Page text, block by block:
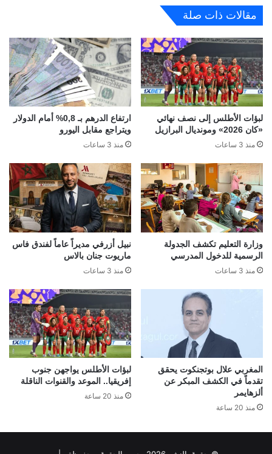
مقالات ذات صلة
لبؤات الأطلس إلى نصف نهائي
«كان 2026» ومونديال البرازيل
منذ 3 ساعات
ارتفاع الدرهم بـ 0,8% أمام الدولار
ويتراجع مقابل اليورو
منذ 3 ساعات
وزارة التعليم تكشف الجدولة
الرسمية للدخول المدرسي
منذ 3 ساعات
نبيل أزرفي مديراً عاماً لفندق فاس
ماريوت جنان بالاس
منذ 3 ساعات
المغربي علال بوتجنكوت يحقق
تقدماً في الكشف المبكر عن
ألزهايمر
منذ 20 ساعة
لبؤات الأطلس يواجهن جنوب
إفريقيا.. الموعد والقنوات الناقلة
منذ 20 ساعة